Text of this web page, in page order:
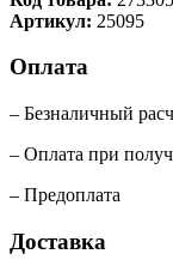
Артикул: 25095
Оплата
– Безналичный
– Оплата при
– Предоплата
Доставка